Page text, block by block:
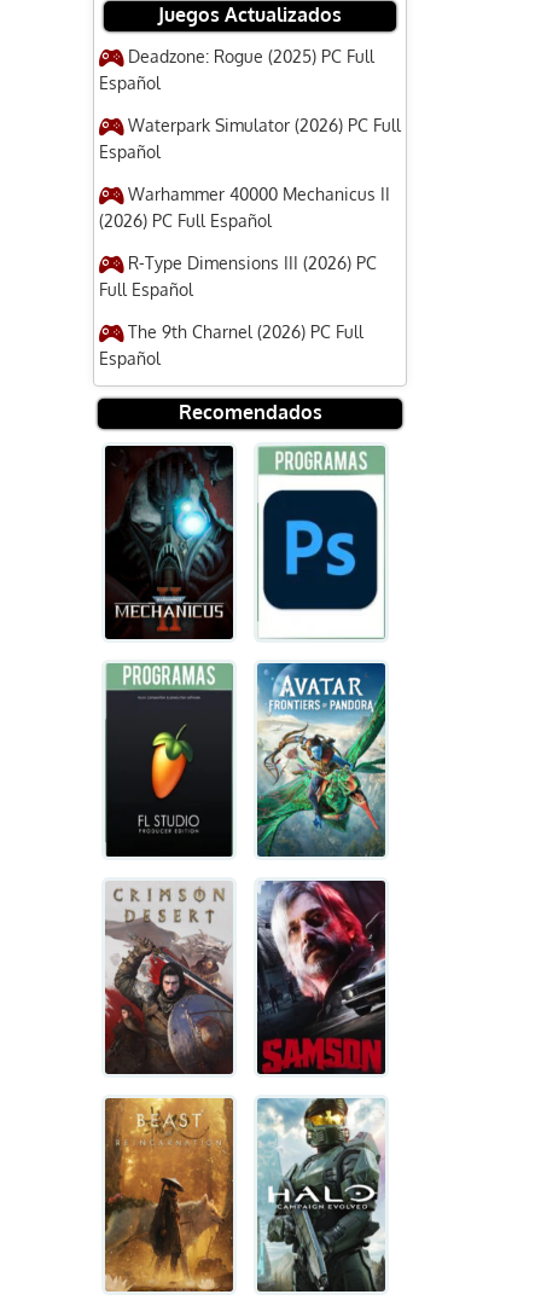
Juegos Actualizados
Deadzone: Rogue (2025) PC Full
Español
Waterpark Simulator (2026) PC Full
Español
Warhammer 40000 Mechanicus II
(2026) PC Full Español
R-Type Dimensions III (2026) PC
Full Español
The 9th Charnel (2026) PC Full
Español
Recomendados